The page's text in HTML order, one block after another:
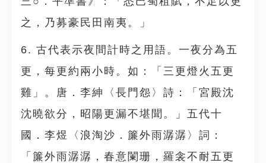
之，乃募豪民田南夷。」
6. 古代表示夜間計時之用語。一夜分為五
更，每更約兩小時。如：「三更燈火五更
雞」。唐．李紳〈長門怨〉詩：「宮殿沈
沈曉欲分，昭陽更漏不堪聞。」五代十
國．李煜〈浪淘沙．簾外雨潺潺〉詞：
「簾外雨潺潺，春意闌珊，羅衾不耐五更